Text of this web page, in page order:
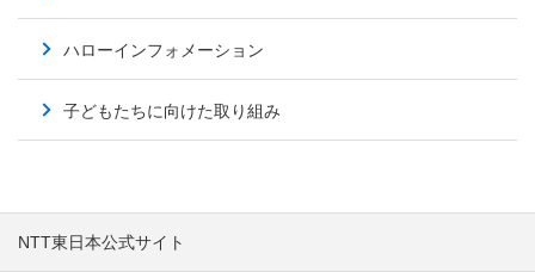
ハローインフォメーション
子どもたちに向けた取り組み
NTT東日本公式サイト